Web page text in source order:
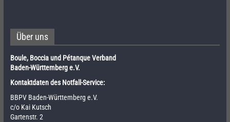
Über uns
Boule, Boccia und Pétanque Verband
Baden-Württemberg e.V.
Kontaktdaten des Notfall-Service:
BBPV Baden-Württemberg e.V.
c/o Kai Kutsch
Gartenstr. 2